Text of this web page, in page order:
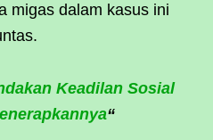
migas dalam kasus ini
Keadilan Sosial
“